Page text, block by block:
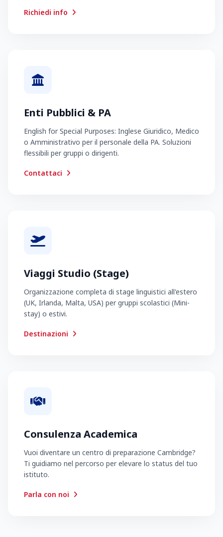
Richiedi info
Enti Pubblici & PA
English for Special Purposes: Inglese Giuridico, Medico
o Amministrativo per il personale della PA. Soluzioni
flessibili per gruppi o dirigenti.
Contattaci
Viaggi Studio (Stage)
Organizzazione completa di stage linguistici all'estero
(UK, Irlanda, Malta, USA) per gruppi scolastici (Mini-
stay) o estivi.
Destinazioni
Consulenza Academica
Vuoi diventare un centro di preparazione Cambridge?
Ti guidiamo nel percorso per elevare lo status del tuo
istituto.
Parla con noi